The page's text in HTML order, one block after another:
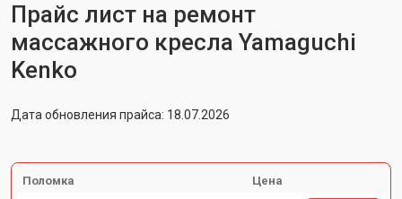
Прайс лист на ремонт
массажного кресла Yamaguchi
Kenko
Дата обновления прайса: 18.07.2026
Поломка Цена